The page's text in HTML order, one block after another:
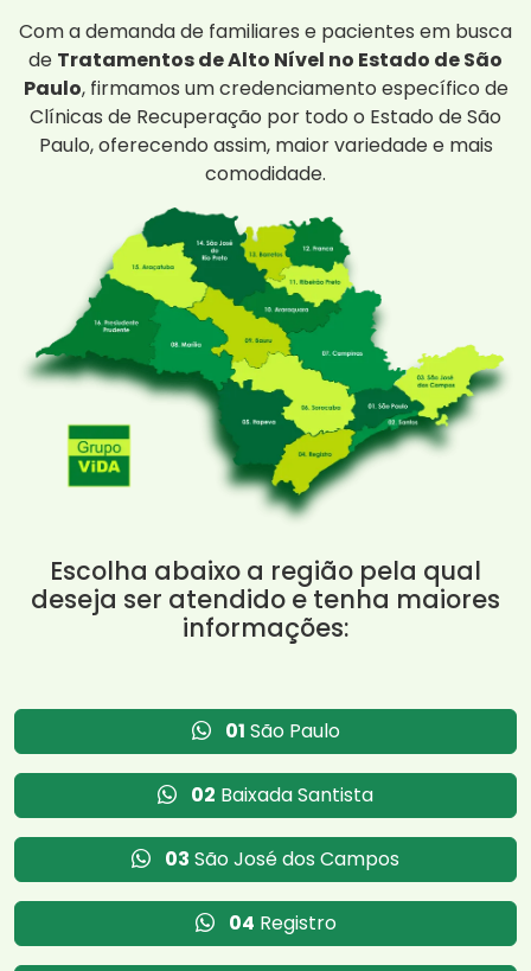
Com a demanda de familiares e pacientes em busca
de Tratamentos de Alto Nível no Estado de São
Paulo, firmamos um credenciamento específico de
Clínicas de Recuperação por todo o Estado de São
Paulo, oferecendo assim, maior variedade e mais
comodidade.
Escolha abaixo a região pela qual
deseja ser atendido e tenha maiores
informações:
01 São Paulo
02 Baixada Santista
03 São José dos Campos
04 Registro